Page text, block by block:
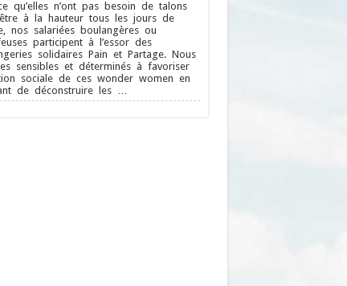
qu’elles n’ont pas besoin de talons
à la hauteur tous les jours de
nos salariées boulangères ou
participent à l’essor des
solidaires Pain et Partage. Nous
sensibles et déterminés à favoriser
sociale de ces wonder women en
de déconstruire les …